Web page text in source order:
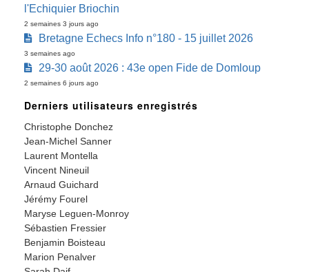
l'Echiquier Briochin
2 semaines 3 jours ago
Bretagne Echecs Info n°180 - 15 juillet 2026
3 semaines ago
29-30 août 2026 : 43e open Fide de Domloup
2 semaines 6 jours ago
Derniers utilisateurs enregistrés
Christophe Donchez
Jean-Michel Sanner
Laurent Montella
Vincent Nineuil
Arnaud Guichard
Jérémy Fourel
Maryse Leguen-Monroy
Sébastien Fressier
Benjamin Boisteau
Marion Penalver